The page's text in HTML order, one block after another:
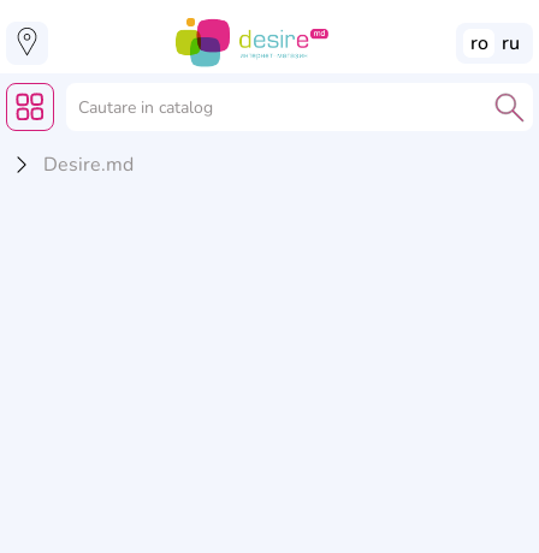
ro ru
Desire.md